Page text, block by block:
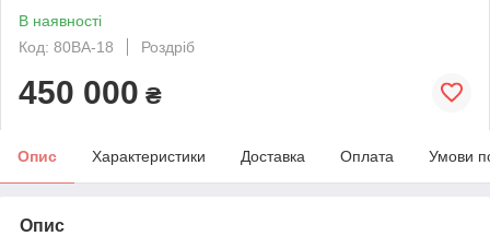
В наявності
Код: 80ВА-18
Роздріб
450 000 ₴
Опис Характеристики Доставка Оплата Умови
Опис